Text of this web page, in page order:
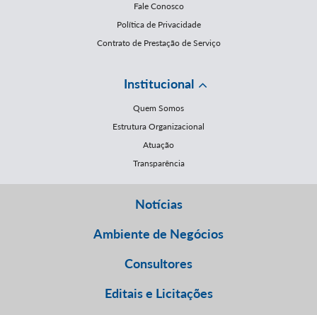
Fale Conosco
Política de Privacidade
Contrato de Prestação de Serviço
Institucional
Quem Somos
Estrutura Organizacional
Atuação
Transparência
Notícias
Ambiente de Negócios
Consultores
Editais e Licitações